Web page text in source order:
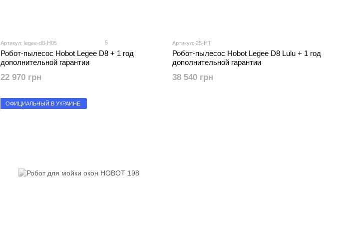
Артикул: legee-d8-H05 5
Робот-пылесос Hobot Legee D8 + 1 год
дополнительной гарантии
22 970 грн
Артикул: 25-HT
Робот-пылесос Hobot Legee D8 Lulu + 1 год
дополнительной гарантии
38 540 грн
ОФИЦИАЛЬНЫЙ В УКРАИНЕ